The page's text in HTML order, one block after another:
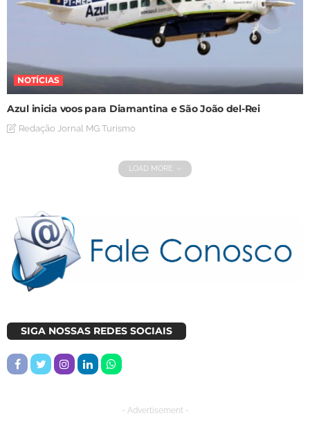
NOTÍCIAS
Azul inicia voos para Diamantina e São João del-Rei
Redação Jornal MG Turismo
LOAD MORE
SIGA NOSSAS REDES SOCIAIS
- Advertisement -